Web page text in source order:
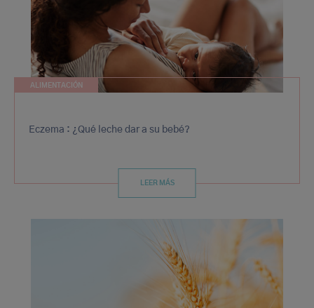
ALIMENTACIÓN
Eczema : ¿Qué leche dar a su bebé?
LEER MÁS